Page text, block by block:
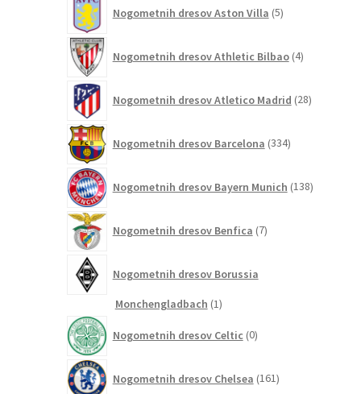
Nogometnih dresov Aston Villa 5izdelkov
Nogometnih dresov Athletic Bilbao 4izdelki
Nogometnih dresov Atletico Madrid 28izdelkov
Nogometnih dresov Barcelona 334izdelkov
Nogometnih dresov Bayern Munich 138izdelkov
Nogometnih dresov Benfica 7izdelkov
Nogometnih dresov Borussia
Monchengladbach 11
Nogometnih dresov Celtic 0izdelkov
Nogometnih dresov Chelsea 161izdelkov